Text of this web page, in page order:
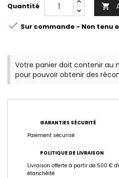
Quantité 
 Sur commande - Non tenu
Votre panier doit contenir au
pour pouvoir obtenir des
GARANTIES SÉCURITÉ
Paiement sécurisé
POLITIQUE DE LIVRAISON
Livraison offerte à partir de 500 €
étanchéité